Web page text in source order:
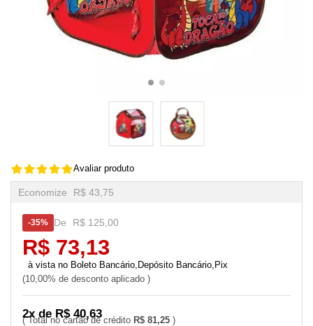
Avaliar produto
De R$ 125,00
R$ 81,25
Economize R$ 43,75
35%
2x de R$ 40,63
R$ 73,13
10,00% de desconto aplicado
Boleto Bancário,Depósito Bancário,Pix